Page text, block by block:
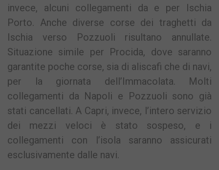
invece, alcuni collegamenti da e per Ischia
Porto. Anche diverse corse dei traghetti da
Ischia verso Pozzuoli risultano annullate.
Situazione simile per Procida, dove saranno
garantite poche corse, sia di aliscafi che di navi,
per la giornata dell’Immacolata. Molti
collegamenti da Napoli e Pozzuoli sono già
stati cancellati. A Capri, invece, l’intero servizio
dei mezzi veloci è stato sospeso, e i
collegamenti con l’isola saranno assicurati
esclusivamente dalle navi.